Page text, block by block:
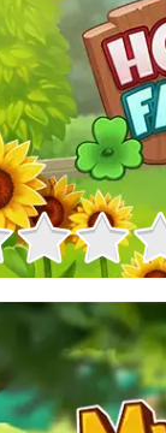
despre joc